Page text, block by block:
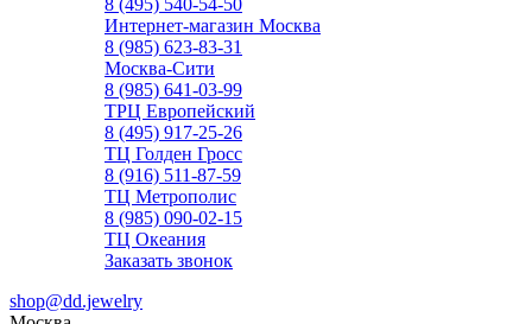
8 (495) 540-54-50
Интернет-магазин Москва
8 (985) 623-83-31
Москва-Сити
8 (985) 641-03-99
ТРЦ Европейский
8 (495) 917-25-26
ТЦ Голден Гросс
8 (916) 511-87-59
ТЦ Метрополис
8 (985) 090-02-15
ТЦ Океания
Заказать звонок
shop@dd.jewelry